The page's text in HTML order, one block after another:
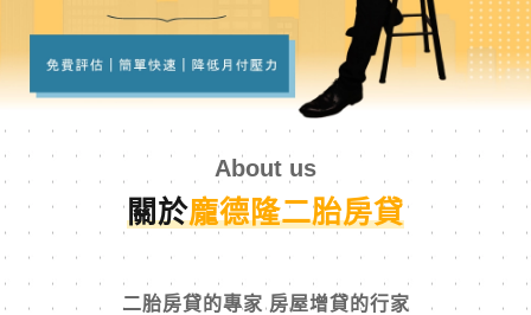
About us
關於龐德隆二胎房貸
二胎房貸的專家 房屋增貸的行家